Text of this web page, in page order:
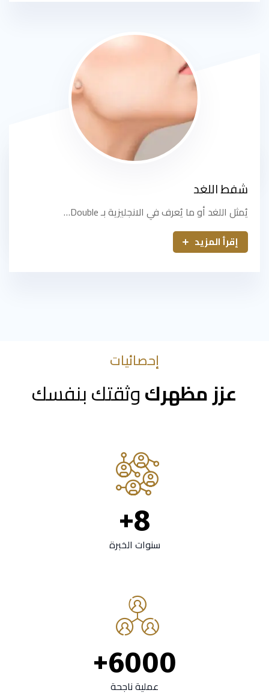
شفط اللغد
يُمثل اللغد أو ما يُعرف في الانجليزية بـ Double…
إقرأ المزيد
إحصائيات
عزز مظهركوثقتك بنفسك
8
+
سنوات الخبرة
6000
+
عملية ناجحة